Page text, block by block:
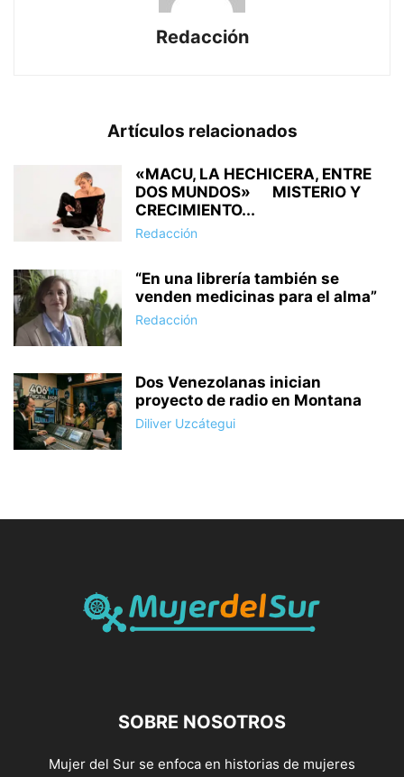
Redacción
Artículos relacionados
«MACU, LA HECHICERA, ENTRE
DOS MUNDOS» MISTERIO Y
CRECIMIENTO...
Redacción
“En una librería también se
venden medicinas para el alma”
Redacción
Dos Venezolanas inician
proyecto de radio en Montana
Diliver Uzcátegui
SOBRE NOSOTROS
Mujer del Sur se enfoca en historias de mujeres